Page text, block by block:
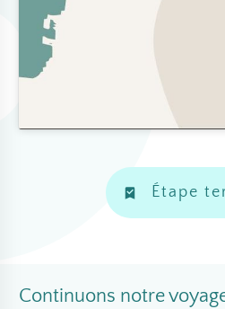
Étape
Continuons notre